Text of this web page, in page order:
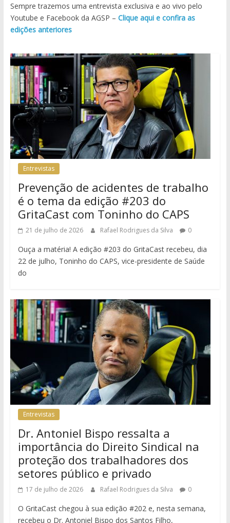
Sempre trazemos uma entrevista exclusiva e ao vivo pelo
Youtube e Facebook da AGSP – Clique aqui e confira as
edições anteriores
Entrevistas
Prevenção de acidentes de trabalho
é o tema da edição #203 do
GritaCast com Toninho do CAPS
21 de julho de 2026 Rafael Rodrigues da Silva 0
Ouça a matéria! A edição #203 do GritaCast recebeu, dia
22 de julho, Toninho do CAPS, vice-presidente de Saúde
do
Entrevistas
Dr. Antoniel Bispo ressalta a
importância do Direito Sindical na
proteção dos trabalhadores dos
setores público e privado
17 de julho de 2026 Rafael Rodrigues da Silva 0
O GritaCast chegou à sua edição #202 e, nesta semana,
recebeu o Dr. Antoniel Bispo dos Santos Filho,